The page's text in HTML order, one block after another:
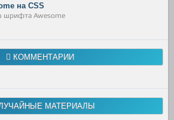
на CSS
шрифта Awesome
КОММЕНТАРИИ
МАТЕРИАЛЫ